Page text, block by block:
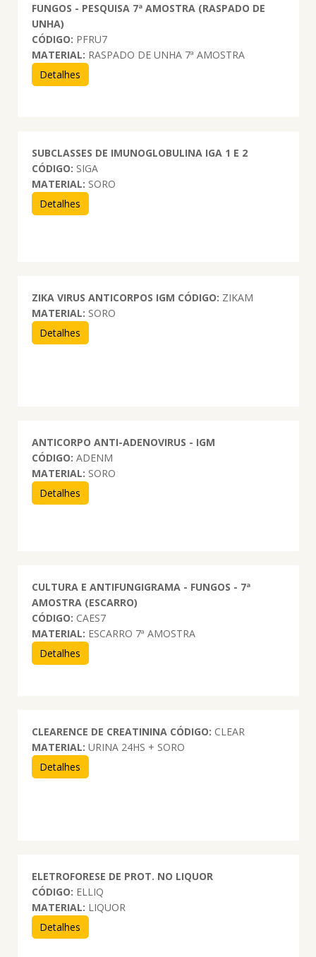
FUNGOS - PESQUISA 7ª AMOSTRA (RASPADO DE
UNHA)
CÓDIGO: PFRU7
MATERIAL: RASPADO DE UNHA 7ª AMOSTRA
Detalhes
SUBCLASSES DE IMUNOGLOBULINA IGA 1 E 2
CÓDIGO: SIGA
MATERIAL: SORO
Detalhes
ZIKA VIRUS ANTICORPOS IGM CÓDIGO: ZIKAM
MATERIAL: SORO
Detalhes
ANTICORPO ANTI-ADENOVIRUS - IGM
CÓDIGO: ADENM
MATERIAL: SORO
Detalhes
CULTURA E ANTIFUNGIGRAMA - FUNGOS - 7ª
AMOSTRA (ESCARRO)
CÓDIGO: CAES7
MATERIAL: ESCARRO 7ª AMOSTRA
Detalhes
CLEARENCE DE CREATININA CÓDIGO: CLEAR
MATERIAL: URINA 24HS + SORO
Detalhes
ELETROFORESE DE PROT. NO LIQUOR
CÓDIGO: ELLIQ
MATERIAL: LIQUOR
Detalhes